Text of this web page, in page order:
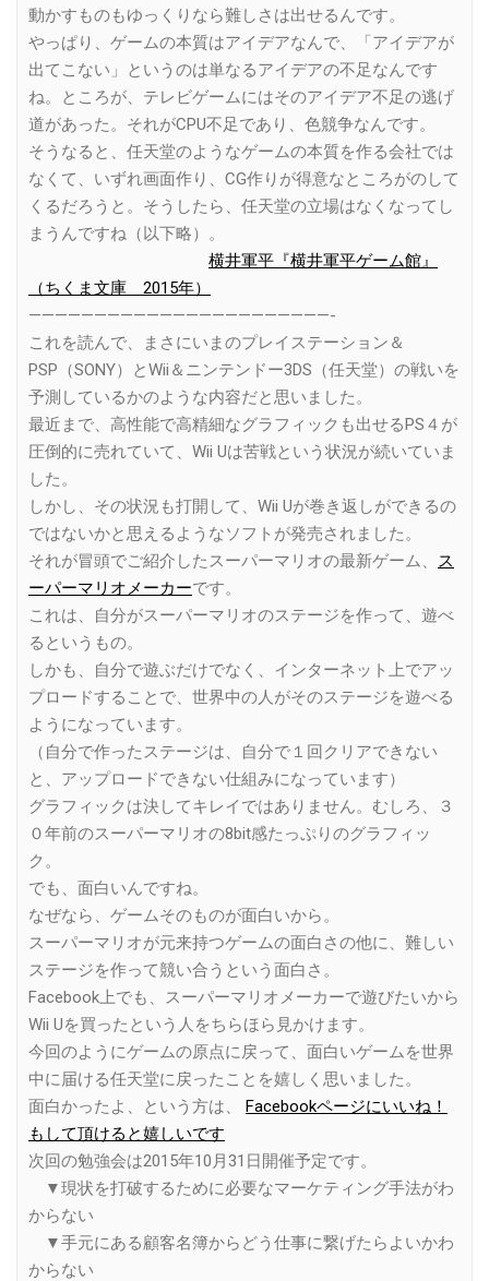
動かすものもゆっくりなら難しさは出せるんです。
やっぱり、ゲームの本質はアイデアなんで、「アイデアが
出てこない」というのは単なるアイデアの不足なんです
ね。ところが、テレビゲームにはそのアイデア不足の逃げ
道があった。それがCPU不足であり、色競争なんです。
そうなると、任天堂のようなゲームの本質を作る会社では
なくて、いずれ画面作り、CG作りが得意なところがのして
くるだろうと。そうしたら、任天堂の立場はなくなってし
まうんですね（以下略）。
横井軍平『横井軍平ゲーム館』
（ちくま文庫 2015年）
———————————————————————-
これを読んで、まさにいまのプレイステーション＆
PSP（SONY）とWii＆ニンテンドー3DS（任天堂）の戦いを
予測しているかのような内容だと思いました。
最近まで、高性能で高精細なグラフィックも出せるPS４が
圧倒的に売れていて、Wii Uは苦戦という状況が続いていま
した。
しかし、その状況も打開して、Wii Uが巻き返しができるの
ではないかと思えるようなソフトが発売されました。
それが冒頭でご紹介したスーパーマリオの最新ゲーム、 ス
ーパーマリオメーカーです。
これは、自分がスーパーマリオのステージを作って、遊べ
るというもの。
しかも、自分で遊ぶだけでなく、インターネット上でアッ
プロードすることで、世界中の人がそのステージを遊べる
ようになっています。
（自分で作ったステージは、自分で１回クリアできない
と、アップロードできない仕組みになっています）
グラフィックは決してキレイではありません。むしろ、３
０年前のスーパーマリオの8bit感たっぷりのグラフィッ
ク。
でも、面白いんですね。
なぜなら、ゲームそのものが面白いから。
スーパーマリオが元来持つゲームの面白さの他に、難しい
ステージを作って競い合うという面白さ。
Facebook上でも、スーパーマリオメーカーで遊びたいから
Wii Uを買ったという人をちらほら見かけます。
今回のようにゲームの原点に戻って、面白いゲームを世界
中に届ける任天堂に戻ったことを嬉しく思いました。
面白かったよ、という方は、 Facebookページにいいね！
もして頂けると嬉しいです
次回の勉強会は2015年10月31日開催予定です。
▼現状を打破するために必要なマーケティング手法がわ
からない
▼手元にある顧客名簿からどう仕事に繋げたらよいかわ
からない